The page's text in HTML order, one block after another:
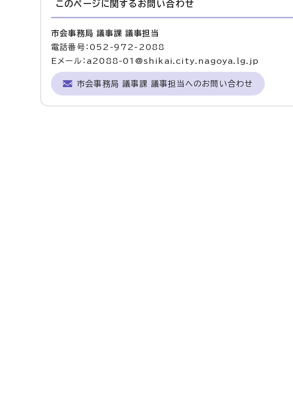
このページに関する お問い合わせ
市会事務局 議事課 議事担当
電話番号：052-972-2088
Eメール：a2088-01@shikai.city.nagoya.lg.jp
市会事務局 議事課 議事担当へのお問い合わせ